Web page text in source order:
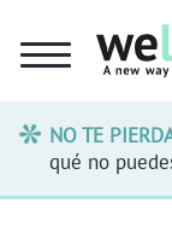
NO TE
qué no